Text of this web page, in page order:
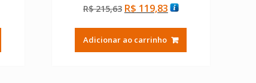
5.00
de 5
R$215,63 O
original
era:
R$ 119,83O
atual
é:
Adicionar ao carrinho